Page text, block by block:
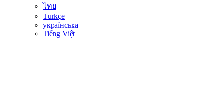
ไทย
Türkçe
українська
Tiếng Việt